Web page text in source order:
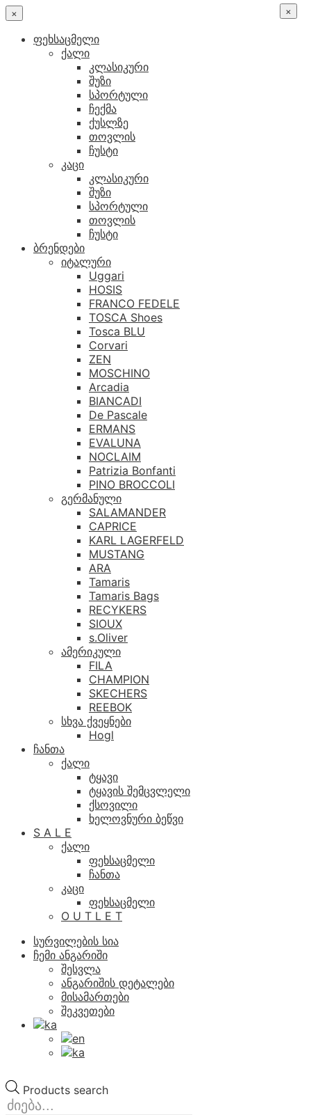
×
ფეხსაცმელი
ქალი
კლასიკური
შუზი
სპორტული
ჩექმა
ქუსლზე
თოვლის
ჩუსტი
კაცი
კლასიკური
შუზი
სპორტული
თოვლის
ჩუსტი
ბრენდები
იტალური
Uggari
HOSIS
FRANCO FEDELE
TOSCA Shoes
Tosca BLU
Corvari
ZEN
MOSCHINO
Arcadia
BIANCADI
De Pascale
ERMANS
EVALUNA
NOCLAIM
Patrizia Bonfanti
PINO BROCCOLI
გერმანული
SALAMANDER
CAPRICE
KARL LAGERFELD
MUSTANG
ARA
Tamaris
Tamaris Bags
RECYKERS
SIOUX
s.Oliver
ამერიკული
FILA
CHAMPION
SKECHERS
REEBOK
სხვა ქვეყნები
Hogl
ჩანთა
ქალი
ტყავი
ტყავის შემცვლელი
ქსოვილი
ხელოვნური ბეწვი
S A L E
ქალი
ფეხსაცმელი
ჩანთა
კაცი
ფეხსაცმელი
O U T L E T
სურვილების სია
ჩემი ანგარიში
შესვლა
ანგარიშის დეტალები
მისამართები
შეკვეთები
×
Products search